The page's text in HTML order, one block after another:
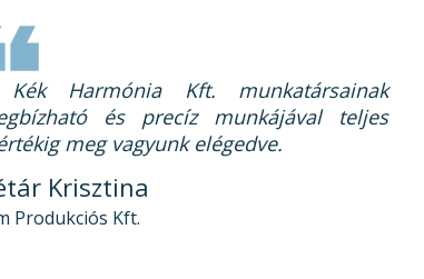
Harmónia Kft. munkatársainak
és precíz munkájával teljes
meg vagyunk elégedve.
Krisztina
Produkciós Kft.